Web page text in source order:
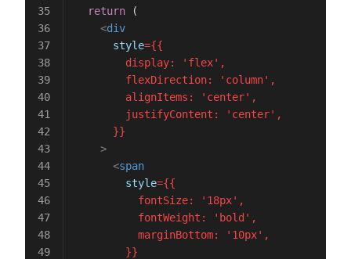
  return
(
    <
div
      style
={{
        display: 'flex',
        flexDirection: 'column',
        alignItems: 'center',
        justifyContent: 'center',
      }}
    >
      <
span
        style
={{
          fontSize: '18px',
          fontWeight: 'bold',
          marginBottom: '10px',
        }}